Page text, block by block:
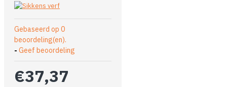
Gebaseerd op 0
beoordeling(en).
- Geef beoordeling
€37,37